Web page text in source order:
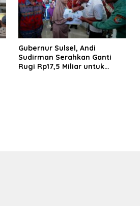
Gubernur Sulsel, Andi
Sudirman Serahkan Ganti
Rugi Rp17,5 Miliar untuk